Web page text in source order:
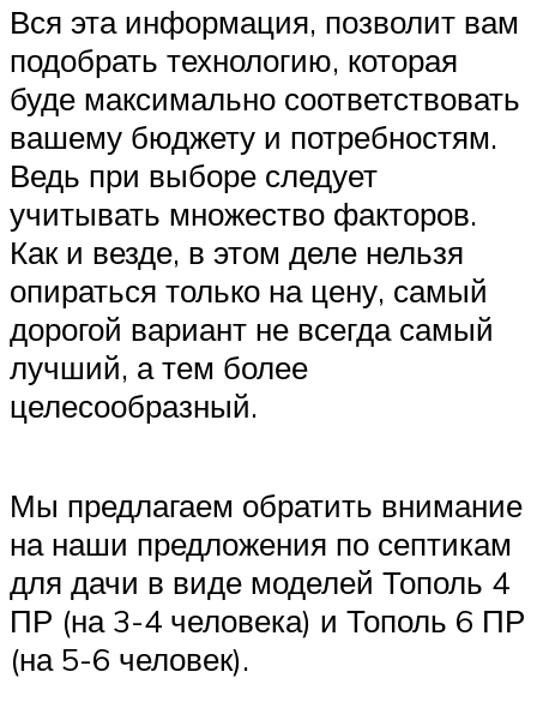
Вся эта информация, позволит вам
подобрать технологию, которая
буде максимально соответствовать
вашему бюджету и потребностям.
Ведь при выборе следует
учитывать множество факторов.
Как и везде, в этом деле нельзя
опираться только на цену, самый
дорогой вариант не всегда самый
лучший, а тем более
целесообразный.
Мы предлагаем обратить внимание
на наши предложения по септикам
для дачи в виде моделей Тополь 4
ПР (на 3-4 человека) и Тополь 6 ПР
(на 5-6 человек).